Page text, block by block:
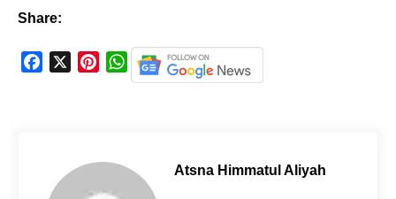
Share:
e
W
h
A
Atsna Himmatul Aliyah